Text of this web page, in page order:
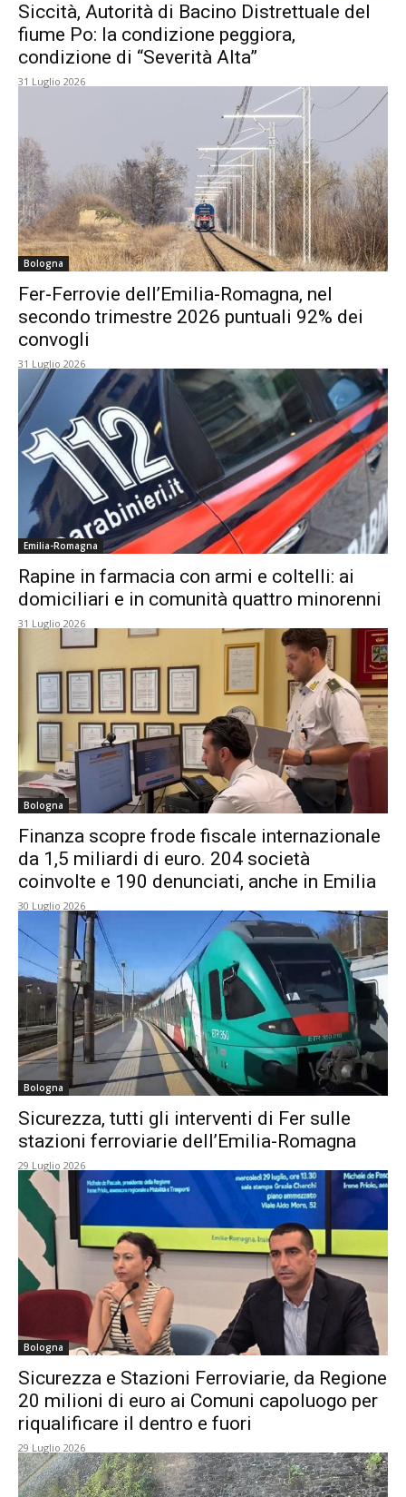
Siccità, Autorità di Bacino Distrettuale del
fiume Po: la condizione peggiora,
condizione di “Severità Alta”
31 Luglio 2026
Bologna
Fer-Ferrovie dell’Emilia-Romagna, nel
secondo trimestre 2026 puntuali 92% dei
convogli
31 Luglio 2026
Emilia-Romagna
Rapine in farmacia con armi e coltelli: ai
domiciliari e in comunità quattro minorenni
31 Luglio 2026
Bologna
Finanza scopre frode fiscale internazionale
da 1,5 miliardi di euro. 204 società
coinvolte e 190 denunciati, anche in Emilia
30 Luglio 2026
Bologna
Sicurezza, tutti gli interventi di Fer sulle
stazioni ferroviarie dell’Emilia-Romagna
29 Luglio 2026
Bologna
Sicurezza e Stazioni Ferroviarie, da Regione
20 milioni di euro ai Comuni capoluogo per
riqualificare il dentro e fuori
29 Luglio 2026